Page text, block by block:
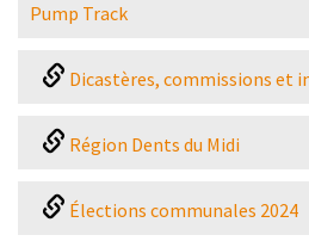
Pump Track
Dicastères, commissions et
Région Dents du Midi
Élections communales 2024